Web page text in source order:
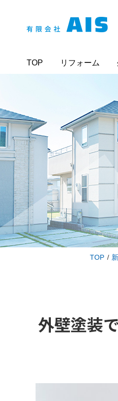
TOP リフォーム
TOP
外壁塗装